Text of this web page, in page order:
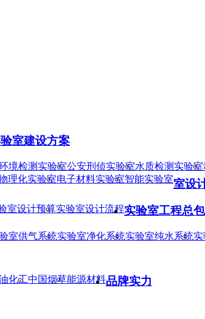
室建设方案
境检测实验室公安刑侦实验室水质检测实验室
理化实验室电子材料实验室智能实验室室设
室设计预算实验室设计流程实验室工程总包
室供气系统实验室净化系统实验室纯水系统
化工中国烟草能源材料品牌实力